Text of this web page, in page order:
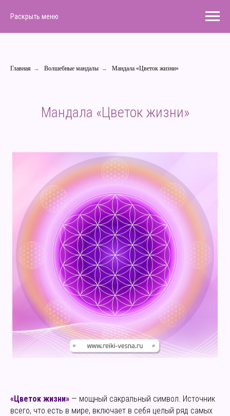
Раскрыть меню
Главная → Волшебные мандалы → Мандала «Цветок жизни»
Мандала «Цветок жизни»
«Цветок жизни» — мощный сакральный символ. Источник
всего, что есть в мире, включает в себя целый ряд самых